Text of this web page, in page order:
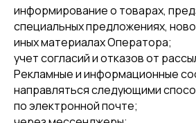
информирование о товарах,
специальных предложениях,
иных материалах Оператора;
учет согласий и отказов от
Рекламные и информационные
направляться следующими
по электронной почте;